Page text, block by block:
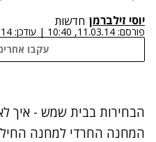
יוסי זילברמן חדשות
פורסם: 11.03.14, 10:40
| עודכן:
עקבו
הבחירות בבית שמש - איך
המחנה החרדי למחנה